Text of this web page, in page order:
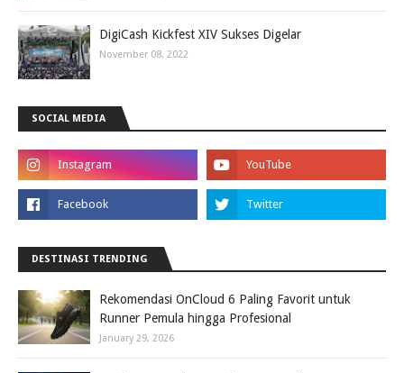
DigiCash Kickfest XIV Sukses Digelar
November 08, 2022
SOCIAL MEDIA
DESTINASI TRENDING
Rekomendasi OnCloud 6 Paling Favorit untuk
Runner Pemula hingga Profesional
January 29, 2026